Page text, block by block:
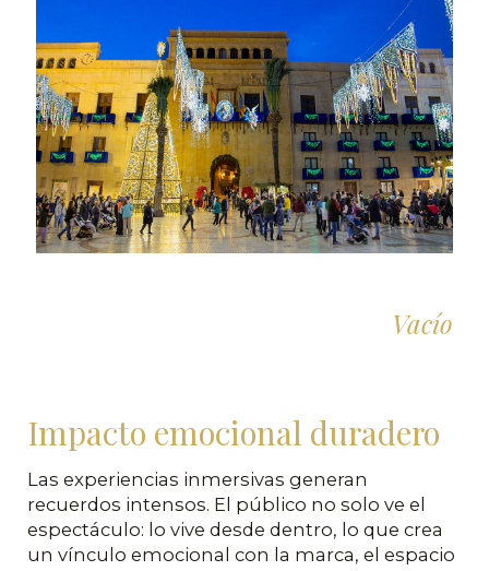
Vacío
Impacto emocional duradero
Las experiencias inmersivas generan
recuerdos intensos. El público no solo ve el
espectáculo: lo vive desde dentro, lo que crea
un vínculo emocional con la marca, el espacio